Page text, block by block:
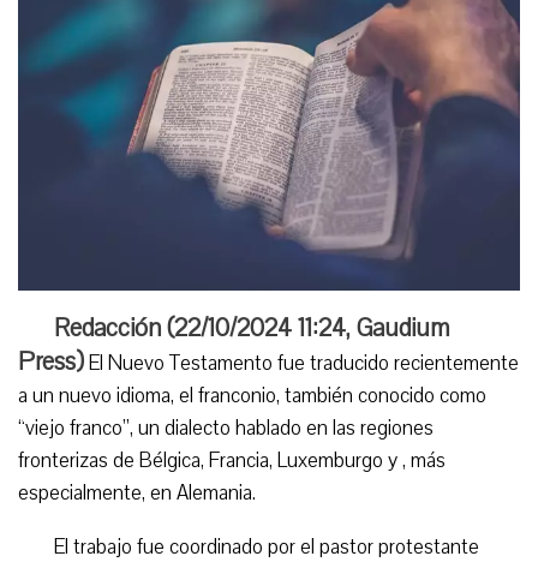
Redacción (22/10/2024 11:24, Gaudium
Press)El Nuevo Testamento fue traducido recientemente
a un nuevo idioma, el franconio, también conocido como
“viejo franco”, un dialecto hablado en las regiones
fronterizas de Bélgica, Francia, Luxemburgo y , más
especialmente, en Alemania.
El trabajo fue coordinado por el pastor protestante